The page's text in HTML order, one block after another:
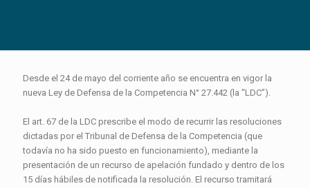
Desde el 24 de mayo del corriente año se encuentra en vigor la
nueva Ley de Defensa de la Competencia N° 27.442 (la “LDC”).
El art. 67 de la LDC prescribe el modo de recurrir las resoluciones
dictadas por el Tribunal de Defensa de la Competencia (que
todavía no ha sido puesto en funcionamiento), mediante la
presentación de un recurso de apelación fundado y dentro de los
15 días hábiles de notificada la resolución. El recurso tramitará